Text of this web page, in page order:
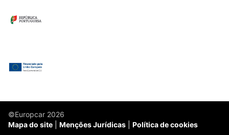
©Europcar 2026
Mapa do site
Menções Jurídicas Política de cookies